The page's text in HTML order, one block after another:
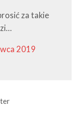
za takie
2019